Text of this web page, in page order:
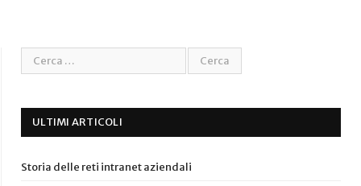
ULTIMI ARTICOLI
Storia delle reti intranet aziendali